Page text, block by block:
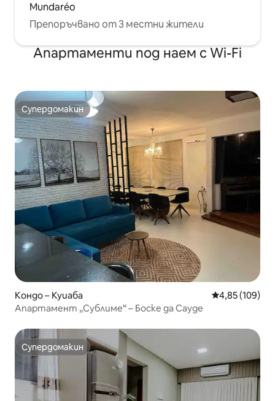
Mundaréo
Препоръчвано от 3 местни жители
Апартаменти под наем с Wi-Fi
Супердомакин
Супердомакин
Кондо – Куиаба Средна
4,85 (109)
Апартамент „Сублиме“ – Боске да Сауде
Супердомакин
Супердомакин